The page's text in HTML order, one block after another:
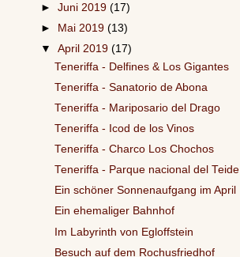
►Juni 2019(17)
► Mai 2019(13)
▼April 2019(17)
Teneriffa - Delfines & Los Gigantes
Teneriffa - Sanatorio de Abona
Teneriffa - Mariposario del Drago
Teneriffa - Icod de los Vinos
Teneriffa - Charco Los Chochos
Teneriffa - Parque nacional del Teide
Ein schöner Sonnenaufgang im April
Ein ehemaliger Bahnhof
Im Labyrinth von Egloffstein
Besuch auf dem Rochusfriedhof